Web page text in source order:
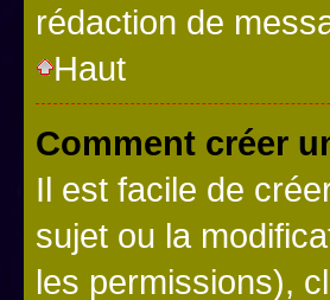
rédaction de
Haut
Comment créer
Il est facile de
sujet ou la
les permissions),